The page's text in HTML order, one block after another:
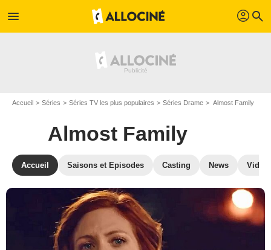
menu profil search
Accueil Séries Séries TV les plus populaires Séries Drame Almost Family
Almost Family
Accueil Saisons et Episodes Casting News